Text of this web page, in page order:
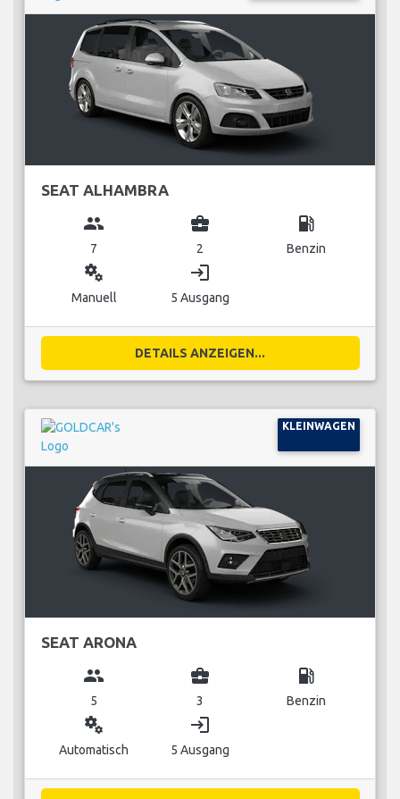
SEAT ALHAMBRA
group
7
business_center
2
local_gas_station
Benzin
miscellaneous_services
Manuell
login
5 Ausgang
DETAILS ANZEIGEN...
KLEINWAGEN
SEAT ARONA
group
5
business_center
3
local_gas_station
Benzin
miscellaneous_services
Automatisch
login
5 Ausgang